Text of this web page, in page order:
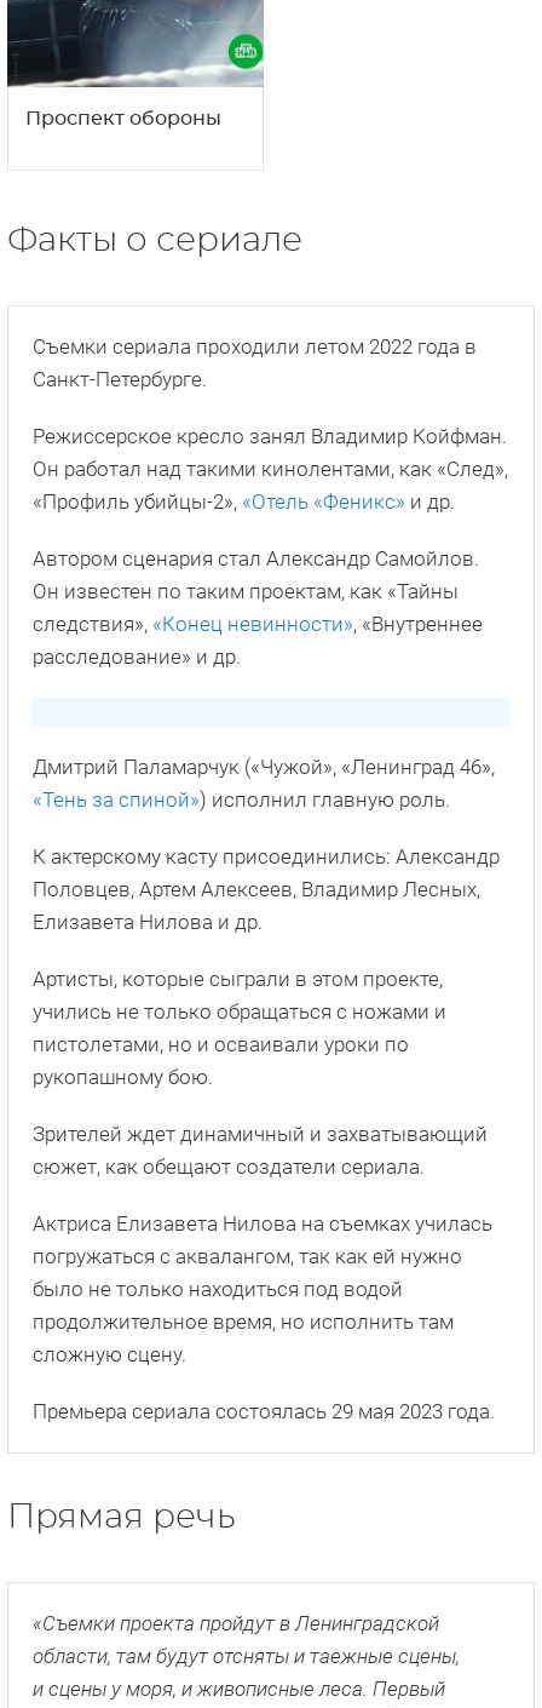
Проспект обороны
Факты о сериале
Съемки сериала проходили летом 2022 года в
Санкт-Петербурге.
Режиссерское кресло занял Владимир Койфман.
Он работал над такими кинолентами, как «След»,
«Профиль убийцы-2», «Отель «Феникс» и др.
Автором сценария стал Александр Самойлов.
Он известен по таким проектам, как «Тайны
следствия», «Конец невинности», «Внутреннее
расследование» и др.
Дмитрий Паламарчук («Чужой», «Ленинград 46»,
«Тень за спиной») исполнил главную роль.
К актерскому касту присоединились: Александр
Половцев, Артем Алексеев, Владимир Лесных,
Елизавета Нилова и др.
Артисты, которые сыграли в этом проекте,
учились не только обращаться с ножами и
пистолетами, но и осваивали уроки по
рукопашному бою.
Зрителей ждет динамичный и захватывающий
сюжет, как обещают создатели сериала.
Актриса Елизавета Нилова на съемках училась
погружаться с аквалангом, так как ей нужно
было не только находиться под водой
продолжительное время, но исполнить там
сложную сцену.
Премьера сериала состоялась 29 мая 2023 года.
Прямая речь
«Съемки проекта пройдут в Ленинградской
области, там будут отсняты и таежные сцены,
и сцены у моря, и живописные леса. Первый